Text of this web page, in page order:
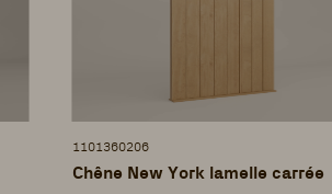
1101360206
Chêne New York lamelle carrée